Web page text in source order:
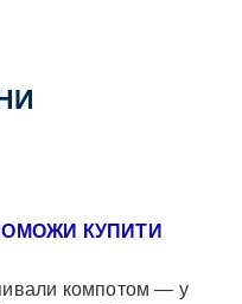
КУПИТИ
компотом — у